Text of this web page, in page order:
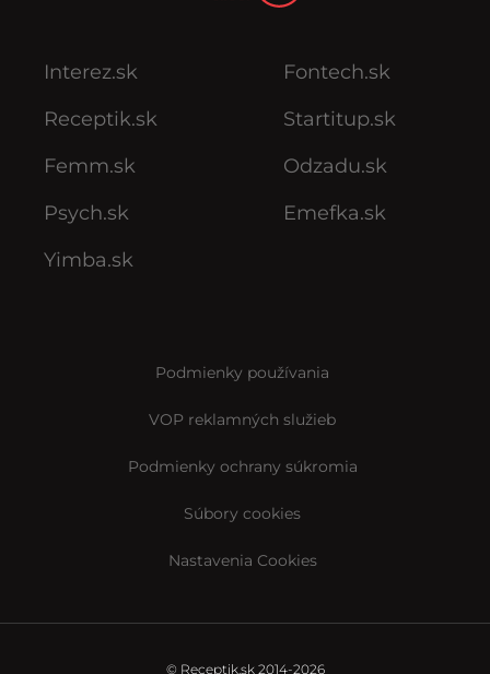
Interez.sk
Receptik.sk
Femm.sk
Psych.sk
Yimba.sk
Fontech.sk
Startitup.sk
Odzadu.sk
Emefka.sk
Podmienky používania
VOP reklamných služieb
Podmienky ochrany súkromia
Súbory cookies
Nastavenia Cookies
© Receptik.sk 2014-2026